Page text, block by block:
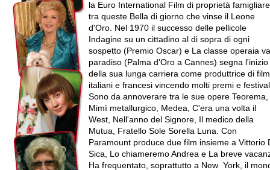
la Euro International Film di proprietà
tra queste Bella di giorno che vinse il Leone
d'Oro. Nel 1970 il successo delle pellicole
Indagine su un cittadino al di sopra di ogni
sospetto (Premio Oscar) e La classe operaia
paradiso (Palma d'Oro a Cannes) segna l'inizio
della sua lunga carriera come produttrice di film
italiani e francesi vincendo molti premi e
Sono da annoverare tra le sue opere Teorema,
Mimì metallurgico, Medea, C'era una volta il
West, Nell'anno del Signore, Il medico della
Mutua, Fratello Sole Sorella Luna. Con
Paramount produce due film insieme a Vittorio
Sica, Lo chiameremo Andrea e La breve
Ha frequentato, soprattutto a New York, il